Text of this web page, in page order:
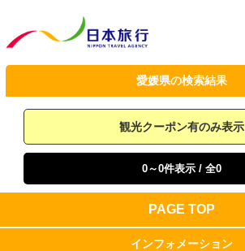
愛媛県の検索結果
観光クーポン有のみ表示
0～0件表示 / 全0
PAGE TOP
インフォメーション